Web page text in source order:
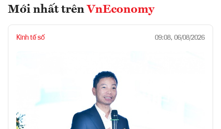
Mới nhất trên VnEconomy
Kinh tế số 09:08, 06/08/2026